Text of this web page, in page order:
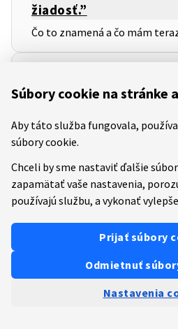
Súbory cookie na stránke
Aby táto služba fungovala,
súbory cookie.
Chceli by sme nastaviť ďalšie
zapamätať vaše nastavenia,
používajú službu, a vykonať
Prijať súbory
Odmietnuť
Nastavenia
žiadosť.”
Čo to znamená a čo mám
vyhodil hlášku “ Na
nebol zistený žiadny
Mám ORANŽOVÚ
identifikovaný výkon
agrotechnickej
nepovolenom termíne.
priznanie plochy je